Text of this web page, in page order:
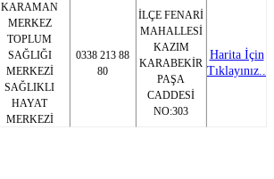
KARAMAN
MERKEZ
TOPLUM
SAĞLIĞI
MERKEZİ
SAĞLIKLI
HAYAT
MERKEZİ
0338 213 88
80
İLÇE FENARİ
MAHALLESİ
KAZIM
KARABEKİR
PAŞA
CADDESİ
NO:303
Harita İçin
Tıklayınız..